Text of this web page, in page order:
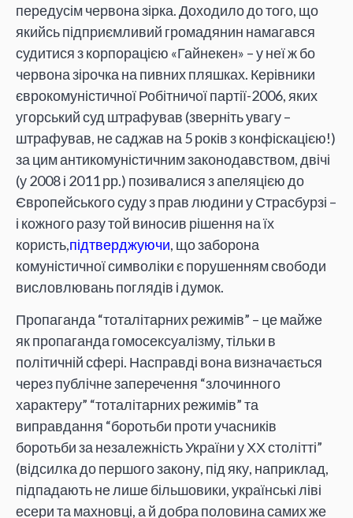
передусім червона зірка. Доходило до того, що
якийсь підприємливий громадянин намагався
судитися з корпорацією «Гайнекен» – у неї ж бо
червона зірочка на пивних пляшках. Керівники
єврокомуністичної Робітничої партії-2006, яких
угорський суд штрафував (зверніть увагу –
штрафував, не саджав на 5 років з конфіскацією!)
за цим антикомуністичним законодавством, двічі
(у 2008 і 2011 рр.) позивалися з апеляцією до
Європейського суду з прав людини у Страсбурзі –
і кожного разу той виносив рішення на їх
користь,підтверджуючи, що заборона
комуністичної символіки є порушенням свободи
висловлювань поглядів і думок.
Пропаганда “тоталітарних режимів” – це майже
як пропаганда гомосексуалізму, тільки в
політичній сфері. Насправді вона визначається
через публічне заперечення “злочинного
характеру” “тоталітарних режимів” та
виправдання “боротьби проти учасників
боротьби за незалежність України у ХХ столітті”
(відсилка до першого закону, під яку, наприклад,
підпадають не лише більшовики, українські ліві
есери та махновці, а й добра половина самих же